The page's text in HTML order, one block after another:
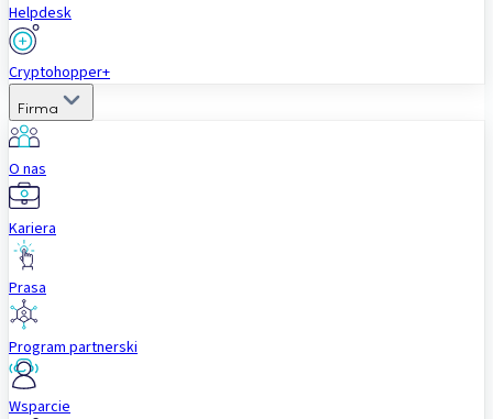
Helpdesk
Cryptohopper+
Firma
O nas
Kariera
Prasa
Program partnerski
Wsparcie